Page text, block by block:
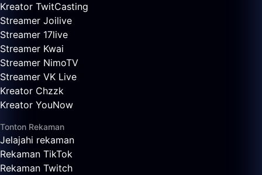
Kreator TwitCasting
Streamer Joilive
Streamer 17live
Streamer Kwai
Streamer NimoTV
Streamer VK Live
Kreator Chzzk
Kreator YouNow
Tonton Rekaman
Jelajahi rekaman
Rekaman TikTok
Rekaman Twitch